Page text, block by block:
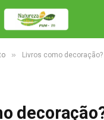
» Livros como decoração? Rafa Kalimann é zoada por